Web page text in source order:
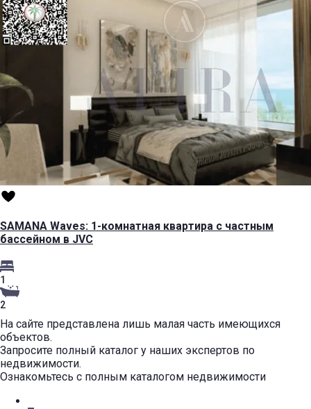
SAMANA Waves: 1-комнатная квартира с частным
бассейном в JVC
1
2
На сайте представлена лишь малая часть имеющихся
объектов.
Запросите полный каталог у наших экспертов по
недвижимости.
Ознакомьтесь с полным каталогом недвижимости